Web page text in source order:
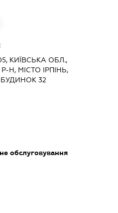
КИЇВСЬКА ОБЛ.,
Н, МІСТО ІРПІНЬ,
32
обслуговування